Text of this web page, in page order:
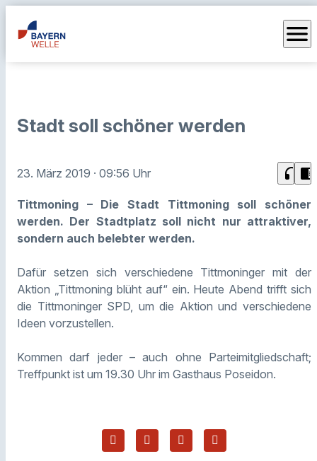
menu
Stadt soll schöner werden
23. März 2019 · 09:56 Uhr headphones chrome_reader_mode
Tittmoning – Die Stadt Tittmoning soll schöner
werden. Der Stadtplatz soll nicht nur attraktiver,
sondern auch belebter werden.
Dafür setzen sich verschiedene Tittmoninger mit der
Aktion „Tittmoning blüht auf“ ein. Heute Abend trifft sich
die Tittmoninger SPD, um die Aktion und verschiedene
Ideen vorzustellen.
Kommen darf jeder – auch ohne Parteimitgliedschaft;
Treffpunkt ist um 19.30 Uhr im Gasthaus Poseidon.